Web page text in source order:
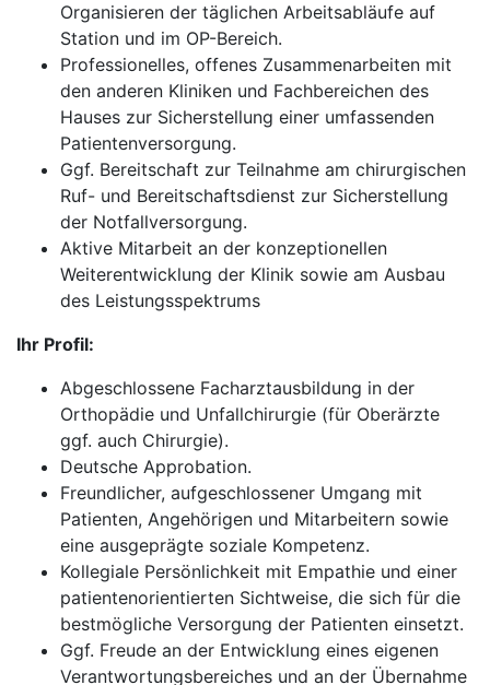
Organisieren der täglichen Arbeitsabläufe auf
Station und im OP-Bereich.
Professionelles, offenes Zusammenarbeiten mit
den anderen Kliniken und Fachbereichen des
Hauses zur Sicherstellung einer umfassenden
Patientenversorgung.
Ggf. Bereitschaft zur Teilnahme am chirurgischen
Ruf- und Bereitschaftsdienst zur Sicherstellung
der Notfallversorgung.
Aktive Mitarbeit an der konzeptionellen
Weiterentwicklung der Klinik sowie am Ausbau
des Leistungsspektrums
Ihr Profil:
Abgeschlossene Facharztausbildung in der
Orthopädie und Unfallchirurgie (für Oberärzte
ggf. auch Chirurgie).
Deutsche Approbation.
Freundlicher, aufgeschlossener Umgang mit
Patienten, Angehörigen und Mitarbeitern sowie
eine ausgeprägte soziale Kompetenz.
Kollegiale Persönlichkeit mit Empathie und einer
patientenorientierten Sichtweise, die sich für die
bestmögliche Versorgung der Patienten einsetzt.
Ggf. Freude an der Entwicklung eines eigenen
Verantwortungsbereiches und an der Übernahme